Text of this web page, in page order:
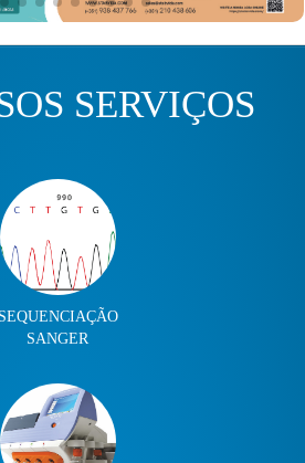
SERVIÇOS
SEQUENCIAÇÃO
SANGER